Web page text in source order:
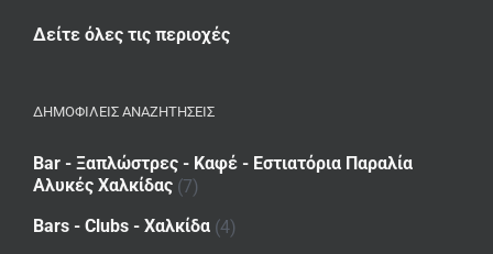
Δείτε όλες τις περιοχές
ΔΗΜΟΦΙΛΕΙΣ ΑΝΑΖΗΤΗΣΕΙΣ
Bar - Ξαπλώστρες - Καφέ - Εστιατόρια Παραλία
Αλυκές Χαλκίδας (7)
Bars - Clubs - Χαλκίδα (4)